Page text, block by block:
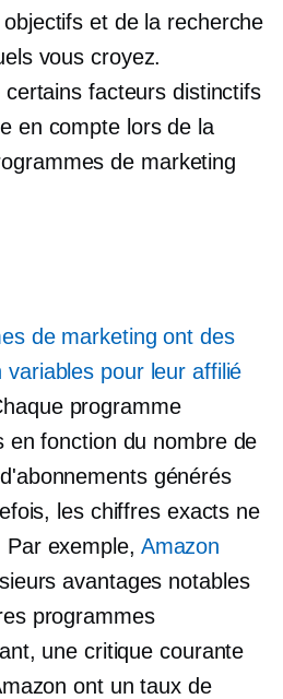
et de la recherche
vous croyez.
facteurs distinctifs
en compte lors de la
de marketing
de marketing ont des
pour leur affilié
programme
en fonction du nombre de
générés
les chiffres exacts ne
exemple, Amazon
avantages notables
programmes
une critique courante
ont un taux de